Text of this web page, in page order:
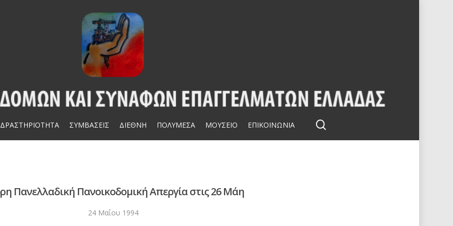
ΔΡΑΣΤΗΡΙΟΤΗΤΑ ΣΥΜΒΑΣΕΙΣ ΔΙΕΘΝΗ ΠΟΛΥΜΕΣΑ ΜΟΥΣΕΙΟ ΕΠΙΚΟΙΝΩΝΙΑ
Πανελλαδική Πανοικοδομική Απεργία στις 26 Μάη
24 Μαΐου 1994